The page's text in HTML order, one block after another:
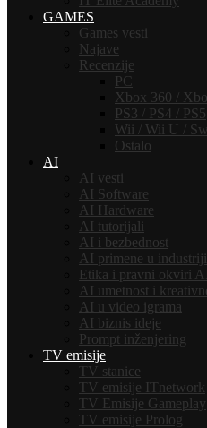
GAMES
Games vesti
Najave
Recenzije
PC
Xbox 360 /
PS3 / PS4 / PS5
Wii / Wii U /
Ostalo
AI
AI vesti
AI Software
AI Hardware
AI tutorijali
AI i bezbednost
AI primene u industriji
Etika i pravni okviri
AI umetnost i
AI u video igrama
AI biznis ideje
Prompt inženjering
TV emisije
TV stanice
TV emisije ITnetwork
TV Emisije Gameplay
TV emisije Prolog